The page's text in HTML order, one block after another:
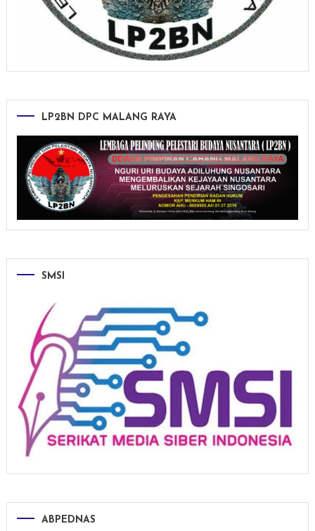
LP2BN DPC MALANG RAYA
SMSI
ABPEDNAS